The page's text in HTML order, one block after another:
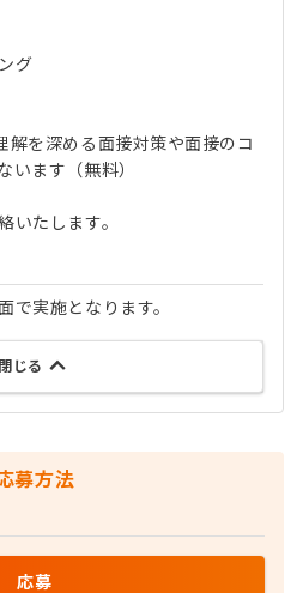
グ
解を深める面接対策や面接のコ
います（無料）
いたします。
で実施となります。
閉じる
募方法
応募